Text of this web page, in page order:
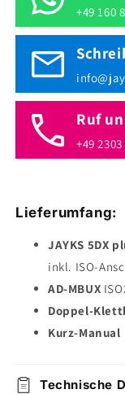
+49 160
Ruf
+49
Lieferumfang:
JAYKS 5DX
inkl. ISO-
AD-MBUX
Doppel-
Kurz-Manual
Technische